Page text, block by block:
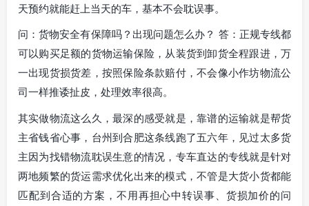
天预约就能赶上当天的车，基本不会耽误事。
问：货物安全有保障吗？出现问题怎么办？ 答：正规专线都
可以购买足额的货物运输保险，从装货到卸货全程跟进，万
一出现货损货差，按照保险条款赔付，不会像小作坊物流公
司一样推诿扯皮，处理效率很高。
其实做物流这么久，最深的感受就是，靠谱的运输就是帮货
主省钱省心事，台州到合肥这条线跑了五六年，见过太多货
主因为找错物流耽误生意的情况，专车直达的专线就是针对
两地频繁的货运需求优化出来的模式，不管是大货小货都能
匹配到合适的方案，不用再担心中转误事、货损加价的问